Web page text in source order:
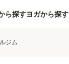
ら探すヨガから探す
ジム